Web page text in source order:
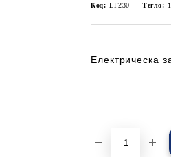
Код: LF230 Тегло:
Електрическа